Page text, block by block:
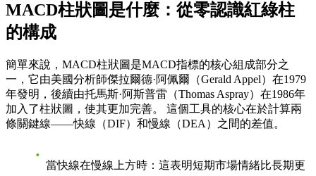
MACD柱狀圖是什麼：從零認識紅綠柱
的構成
簡單來說，MACD柱狀圖是MACD指標的核心組成部分之
一，它由美國分析師傑拉爾德·阿佩爾（Gerald Appel）在1979
年發明，後續由托馬斯·阿斯普雷（Thomas Aspray）在1986年
加入了柱狀圖，使其更加完善。 這個工具的核心在於計算兩
條關鍵線——快線（DIF）和慢線（DEA）之間的差值。
當快線在慢線上方時 ：這表明短期市場情緒比長期更